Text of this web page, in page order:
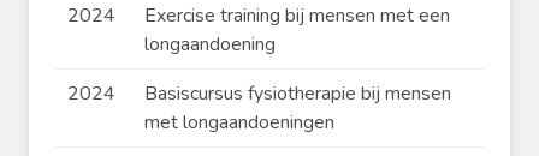
2024
Exercise training bij mensen met een
longaandoening
2024
Basiscursus fysiotherapie bij mensen
met longaandoeningen